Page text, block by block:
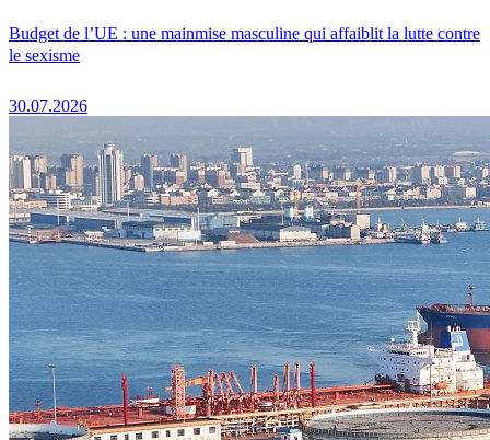
Budget de l’UE : une mainmise masculine qui affaiblit la lutte contre
le sexisme
30.07.2026